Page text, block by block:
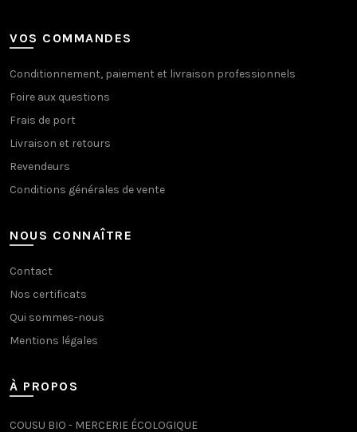
VOS COMMANDES
Conditionnement, paiement et livraison professionnels
Foire aux questions
Frais de port
Livraison et retours
Revendeurs
Conditions générales de vente
NOUS CONNAÎTRE
Contact
Nos certificats
Qui sommes-nous
Mentions légales
À PROPOS
COUSU BIO - MERCERIE ÉCOLOGIQUE